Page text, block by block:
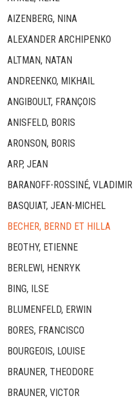
AIZENBERG, NINA
ALEXANDER ARCHIPENKO
ALTMAN, NATAN
ANDREENKO, MIKHAIL
ANGIBOULT, FRANÇOIS
ANISFELD, BORIS
ARONSON, BORIS
ARP, JEAN
BARANOFF-ROSSINÉ, VLADIMIR
BASQUIAT, JEAN-MICHEL
BECHER, BERND ET HILLA
BEOTHY, ETIENNE
BERLEWI, HENRYK
BING, ILSE
BLUMENFELD, ERWIN
BORES, FRANCISCO
BOURGEOIS, LOUISE
BRAUNER, THEODORE
BRAUNER, VICTOR